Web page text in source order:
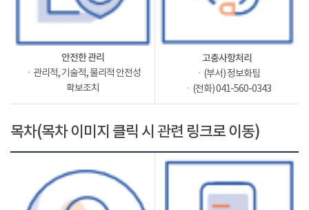
안전한 관리
ㆍ관리적, 기술적, 물리적 안전성
확보조치
고충사항처리
ㆍ(부서) 정보화팀
ㆍ(전화) 041-560-0343
목차(목차 이미지 클릭 시 관련 링크로 이동)